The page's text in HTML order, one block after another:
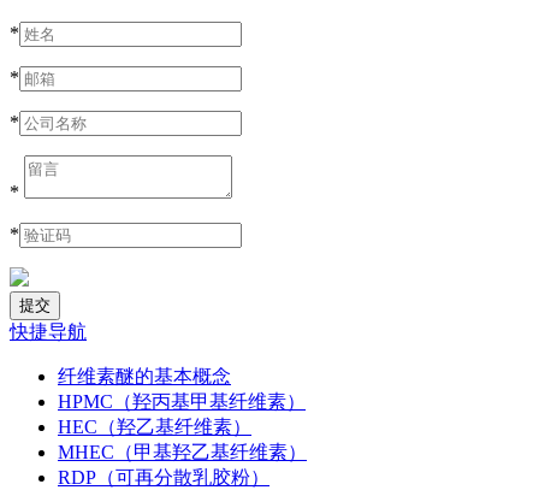
*
*
*
*
*
快捷导航
纤维素醚的基本概念
HPMC（羟丙基甲基纤维素）
HEC（羟乙基纤维素）
MHEC（甲基羟乙基纤维素）
RDP（可再分散乳胶粉）